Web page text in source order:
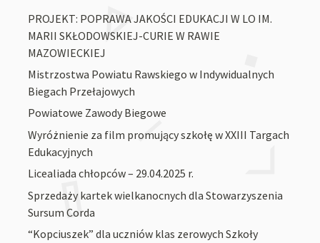
PROJEKT: POPRAWA JAKOŚCI EDUKACJI W LO IM.
MARII SKŁODOWSKIEJ-CURIE W RAWIE
MAZOWIECKIEJ
Mistrzostwa Powiatu Rawskiego w Indywidualnych
Biegach Przełajowych
Powiatowe Zawody Biegowe
Wyróżnienie za film promujący szkołę w XXIII Targach
Edukacyjnych
Licealiada chłopców – 29.04.2025 r.
Sprzedaży kartek wielkanocnych dla Stowarzyszenia
Sursum Corda
“Kopciuszek” dla uczniów klas zerowych Szkoły